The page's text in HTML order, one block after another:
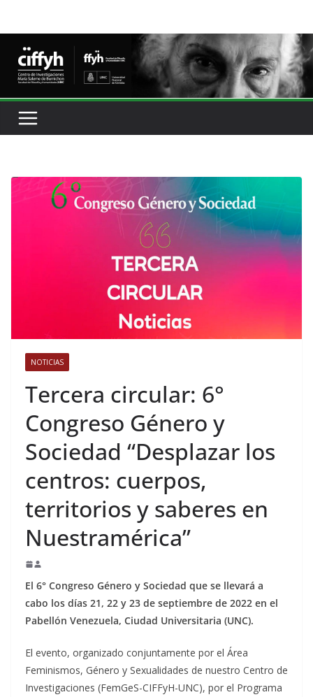
NOTICIAS
Tercera circular: 6°
Congreso Género y
Sociedad “Desplazar los
centros: cuerpos,
territorios y saberes en
Nuestramérica”
El 6° Congreso Género y Sociedad que se llevará a
cabo los días 21, 22 y 23 de septiembre de 2022 en el
Pabellón Venezuela, Ciudad Universitaria (UNC).
El evento, organizado conjuntamente por el Área
Feminismos, Género y Sexualidades de nuestro Centro de
Investigaciones (FemGeS-CIFFyH-UNC), por el Programa